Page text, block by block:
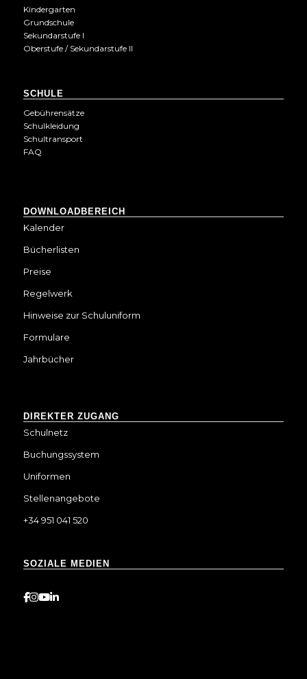
Kindergarten
Grundschule
Sekundarstufe I
Oberstufe / Sekundarstufe II
SCHULE
Gebührensätze
Schulkleidung
Schultransport
FAQ
DOWNLOADBEREICH
Kalender
Bücherlisten
Preise
Regelwerk
Hinweise zur Schuluniform
Formulare
Jahrbücher
DIREKTER ZUGANG
Schulnetz
Buchungssystem
Uniformen
Stellenangebote
+34 951 041 520
SOZIALE MEDIEN